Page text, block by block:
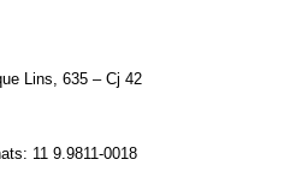
Lins, 635 – Cj 42
11 9.9811-0018